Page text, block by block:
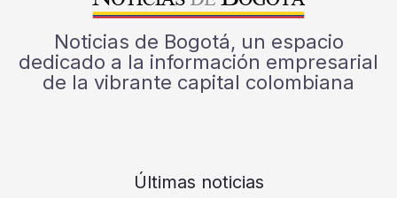
Noticias de Bogotá, un espacio
dedicado a la información empresarial
de la vibrante capital colombiana
Últimas noticias